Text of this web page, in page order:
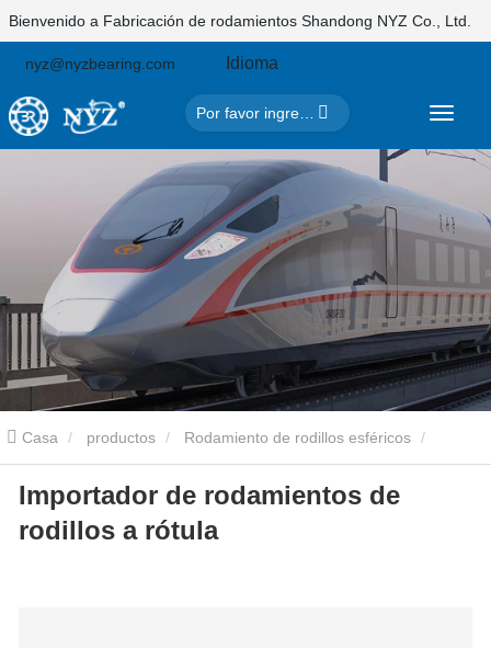
Bienvenido a Fabricación de rodamientos Shandong NYZ Co., Ltd.
nyz@nyzbearing.com Idioma
Casa productos Rodamiento de rodillos esféricos
Importador de rodamientos de rodillos a rótula
Importador de rodamientos de
rodillos a rótula